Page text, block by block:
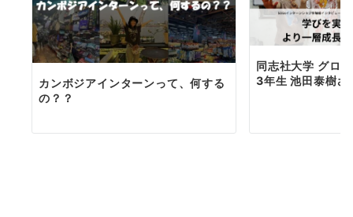
カンボジアインターンって、何する
の？？
同志社大学 グロ
3年生 池田泰樹さ